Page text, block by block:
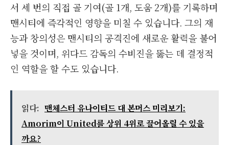
서 세 번의 직접 골 기여(골 1개, 도움 2개)를 기록하며
맨시티에 즉각적인 영향을 미칠 수 있습니다. 그의 재
능과 창의성은 맨시티의 공격진에 새로운 활력을 불어
넣을 것이며, 위다드 감독의 수비진을 뚫는 데 결정적
인 역할을 할 수도 있습니다.
읽다: 맨체스터 유나이티드 대 본머스 미리보기:
Amorim이 United를 상위 4위로 끌어올릴 수 있을
까요?